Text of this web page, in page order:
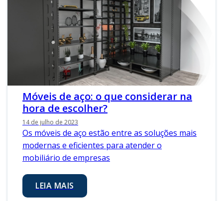
Móveis de aço: o que considerar na
hora de escolher?
14 de julho de 2023
Os móveis de aço estão entre as soluções mais
modernas e eficientes para atender o
mobiliário de empresas
LEIA MAIS